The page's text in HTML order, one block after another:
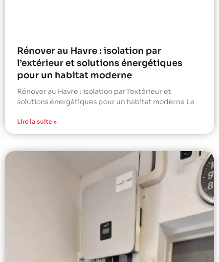
Rénover au Havre : isolation par
l’extérieur et solutions énergétiques
pour un habitat moderne
Rénover au Havre : isolation par l’extérieur et
solutions énergétiques pour un habitat moderne Le
Lire la suite »